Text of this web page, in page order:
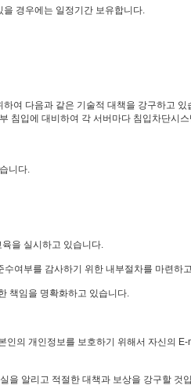
경우에는 일정기간 보유합니다.
여 다음과 같은 기술적 대책을 강구하고 있
침입에 대비하여 각 서버마다 침입차단시
니다.
을 실시하고 있습니다.
여부를 감사하기 위한 내부절차를 마련하
책임을 명확화하고 있습니다.
인의 개인정보를 보호하기 위해서 자신의
을 알리고 적절한 대책과 보상을 강구할 것